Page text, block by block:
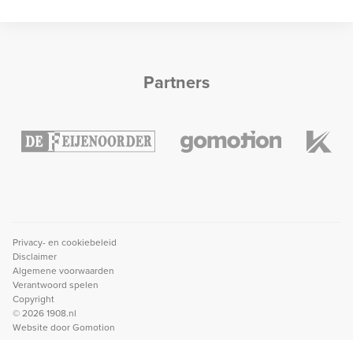
Partners
Privacy- en cookiebeleid
Disclaimer
Algemene voorwaarden
Verantwoord spelen
Copyright
© 2026 1908.nl
Website doorGomotion